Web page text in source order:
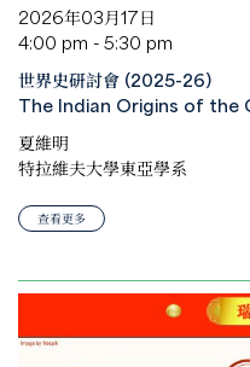
2026年03月17日
4:00 pm - 5:30 pm
世界史研討會 (2025-26)
The Indian Origins of the
夏維明
特拉維夫大學東亞學系
查看更多